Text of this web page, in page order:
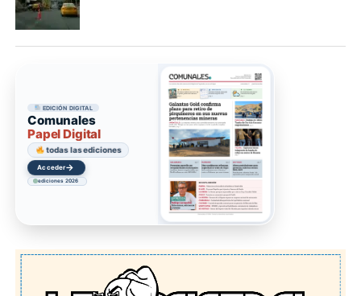
EDICIÓN DIGITAL
Comunales
Papel Digital
todas las ediciones
Acceder→
ediciones 2026